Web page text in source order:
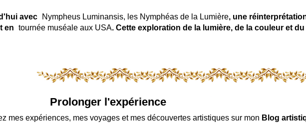
avec
Nympheus Luminansis, les Nymphéas de la Lumière, une
en tournée muséale aux USA. Cette exploration de la lumière, de la couleur et
Prolonger l'expérience
mes expériences, mes voyages et mes découvertes artistiques sur mon Blog